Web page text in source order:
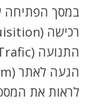
במסך הפתיחה
לראות את